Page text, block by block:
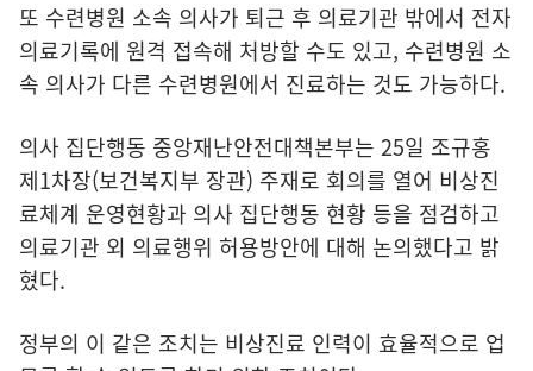
또 수련병원 소속 의사가 퇴근 후 의료기관 밖에서 전자
의료기록에 원격 접속해 처방할 수도 있고, 수련병원 소
속 의사가 다른 수련병원에서 진료하는 것도 가능하다.
의사 집단행동 중앙재난안전대책본부는 25일 조규홍
제1차장(보건복지부 장관) 주재로 회의를 열어 비상진
료체계 운영현황과 의사 집단행동 현황 등을 점검하고
의료기관 외 의료행위 허용방안에 대해 논의했다고 밝
혔다.
정부의 이 같은 조치는 비상진료 인력이 효율적으로 업